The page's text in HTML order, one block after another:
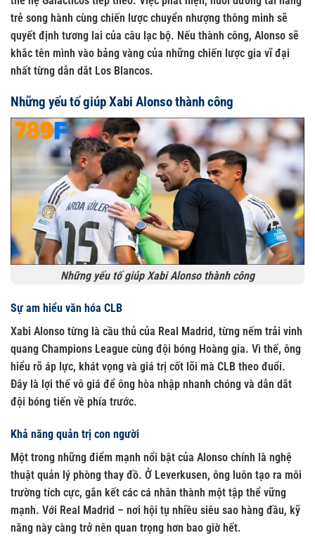
trẻ song hành cùng chiến lược chuyển nhượng thông minh sẽ
quyết định tương lai của câu lạc bộ. Nếu thành công, Alonso sẽ
khắc tên mình vào bảng vàng của những chiến lược gia vĩ đại
nhất từng dẫn dắt Los Blancos.
Những yếu tố giúp Xabi Alonso thành công
Những yếu tố giúp Xabi Alonso thành công
Sự am hiểu văn hóa CLB
Xabi Alonso từng là cầu thủ của Real Madrid, từng nếm trải vinh
quang Champions League cùng đội bóng Hoàng gia. Vì thế, ông
hiểu rõ áp lực, khát vọng và giá trị cốt lõi mà CLB theo đuổi.
Đây là lợi thế vô giá để ông hòa nhập nhanh chóng và dẫn dắt
đội bóng tiến về phía trước.
Khả năng quản trị con người
Một trong những điểm mạnh nổi bật của Alonso chính là nghệ
thuật quản lý phòng thay đồ. Ở Leverkusen, ông luôn tạo ra môi
trường tích cực, gắn kết các cá nhân thành một tập thể vững
mạnh. Với Real Madrid – nơi hội tụ nhiều siêu sao hàng đầu, kỹ
năng này càng trở nên quan trọng hơn bao giờ hết.